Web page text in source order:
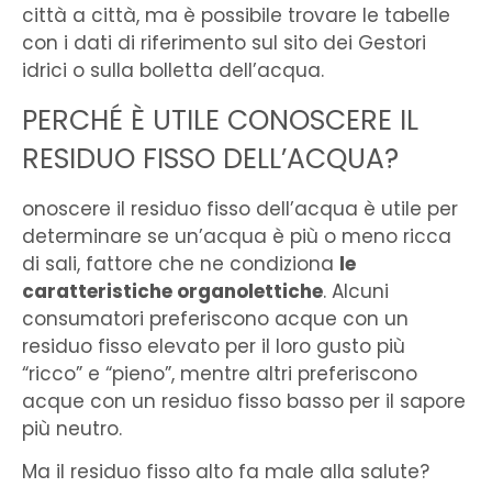
città a città, ma è possibile trovare le tabelle
con i dati di riferimento sul sito dei Gestori
idrici o sulla bolletta dell’acqua.
PERCHÉ È UTILE CONOSCERE IL
RESIDUO FISSO DELL’ACQUA?
onoscere il residuo fisso dell’acqua è utile per
determinare se un’acqua è più o meno ricca
di sali, fattore che ne condiziona le
caratteristiche organolettiche. Alcuni
consumatori preferiscono acque con un
residuo fisso elevato per il loro gusto più
“ricco” e “pieno”, mentre altri preferiscono
acque con un residuo fisso basso per il sapore
più neutro.
Ma il residuo fisso alto fa male alla salute?